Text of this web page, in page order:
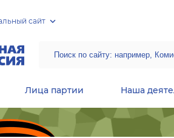
сайт
Лица партии Наша